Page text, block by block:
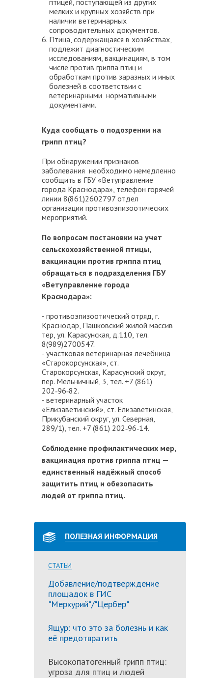
птицей, поступающей из других
мелких и крупных хозяйств при
наличии ветеринарных
сопроводительных документов.
Птица, содержащаяся в хозяйствах,
подлежит диагностическим
исследованиям, вакцинациям, в том
числе против гриппа птиц и
обработкам против заразных и иных
болезней в соответствии с
ветеринарными нормативными
документами.
Куда сообщать о подозрении на
грипп птиц?
При обнаружении признаков
заболевания необходимо немедленно
сообщить в ГБУ «Ветуправление
города Краснодара», телефон горячей
линии 8(861)2602797 отдел
организации противоэпизоотических
мероприятий.
По вопросам постановки на учет
сельскохозяйственной птицы,
вакцинации против гриппа птиц
обращаться в подразделения ГБУ
«Ветуправление города
Краснодара»:
- противоэпизоотический отряд, г.
Краснодар, Пашковский жилой массив
тер, ул. Карасунская, д.110, тел.
8(989)2700547.
- участковая ветеринарная лечебница
«Старокорсунская», ст.
Старокорсунская, Карасунский округ,
пер. Мельничный, 3, тел. +7 (861)
202‑96‑82.
- ветеринарный участок
«Елизаветинский», ст. Елизаветинская,
Прикубанский округ, ул. Северная,
289/1), тел. +7 (861) 202‑96‑14.
Соблюдение профилактических мер,
вакцинация против гриппа птиц —
единственный надёжный способ
защитить птиц и обезопасить
людей от гриппа птиц.
ПОЛЕЗНАЯ ИНФОРМАЦИЯ
СТАТЬИ
Добавление/подтверждение
площадок в ГИС
"Меркурий"/"Цербер"
Ящур: что это за болезнь и как
её предотвратить
Высокопатогенный грипп птиц:
угроза для птиц и людей